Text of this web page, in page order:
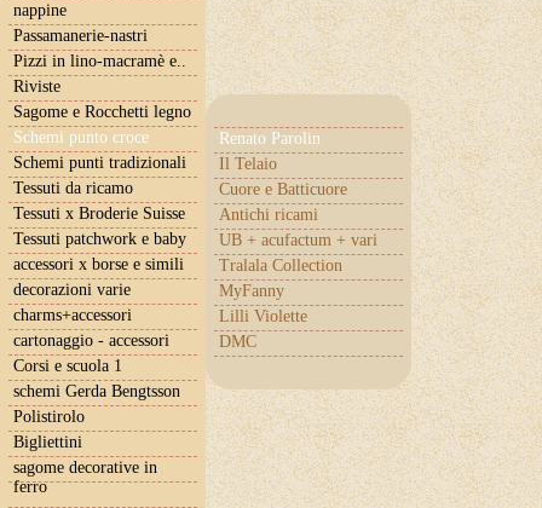
nappine
Passamanerie-nastri
Pizzi in lino-macramè e..
Riviste
Sagome e Rocchetti legno
Schemi punto croce
Renato Parolin
Il Telaio
Cuore e Batticuore
Antichi ricami
UB + acufactum + vari
Tralala Collection
MyFanny
Lilli Violette
DMC
Schemi punti tradizionali
Tessuti da ricamo
Tessuti x Broderie Suisse
Tessuti patchwork e baby
accessori x borse e simili
decorazioni varie
charms+accessori
cartonaggio - accessori
Corsi e scuola 1
schemi Gerda Bengtsson
Polistirolo
Bigliettini
sagome decorative in
ferro